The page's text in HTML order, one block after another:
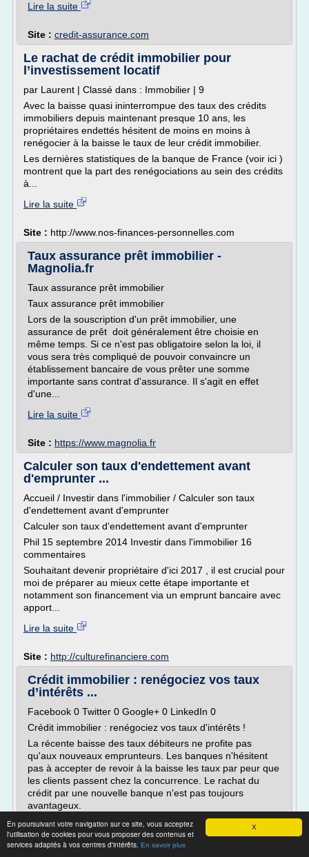
X
En poursuivant votre navigation sur ce site, vous acceptez
l'utilisation de cookies pour vous proposer des contenus et
services adaptés à vos centres d'intérêts. En savoir plus
Lire la suite
Site : credit-assurance.com
Le rachat de crédit immobilier pour
l’investissement locatif
par Laurent | Classé dans : Immobilier | 9
Avec la baisse quasi ininterrompue des taux des crédits
immobiliers depuis maintenant presque 10 ans, les
propriétaires endettés hésitent de moins en moins à
renégocier à la baisse le taux de leur crédit immobilier.
Les dernières statistiques de la banque de France (voir ici )
montrent que la part des renégociations au sein des crédits
à...
Lire la suite
Site : http://www.nos-finances-personnelles.com
Taux assurance prêt immobilier -
Magnolia.fr
Taux assurance prêt immobilier
Taux assurance prêt immobilier
Lors de la souscription d'un prêt immobilier, une
assurance de prêt doit généralement être choisie en
même temps. Si ce n'est pas obligatoire selon la loi, il
vous sera très compliqué de pouvoir convaincre un
établissement bancaire de vous prêter une somme
importante sans contrat d'assurance. Il s'agit en effet
d'une...
Lire la suite
Site : https://www.magnolia.fr
Calculer son taux d'endettement avant
d'emprunter ...
Accueil / Investir dans l'immobilier / Calculer son taux
d'endettement avant d'emprunter
Calculer son taux d'endettement avant d'emprunter
Phil 15 septembre 2014 Investir dans l'immobilier 16
commentaires
Souhaitant devenir propriétaire d'ici 2017 , il est crucial pour
moi de préparer au mieux cette étape importante et
notamment son financement via un emprunt bancaire avec
apport...
Lire la suite
Site : http://culturefinanciere.com
Crédit immobilier : renégociez vos taux
d’intérêts ...
Facebook 0 Twitter 0 Google+ 0 LinkedIn 0
Crédit immobilier : renégociez vos taux d'intérêts !
La récente baisse des taux débiteurs ne profite pas
qu'aux nouveaux emprunteurs. Les banques n'hésitent
pas à accepter de revoir à la baisse les taux par peur que
les clients passent chez la concurrence. Le rachat du
crédit par une nouvelle banque n'est pas toujours
avantageux.
Dans un...
Lire la suite